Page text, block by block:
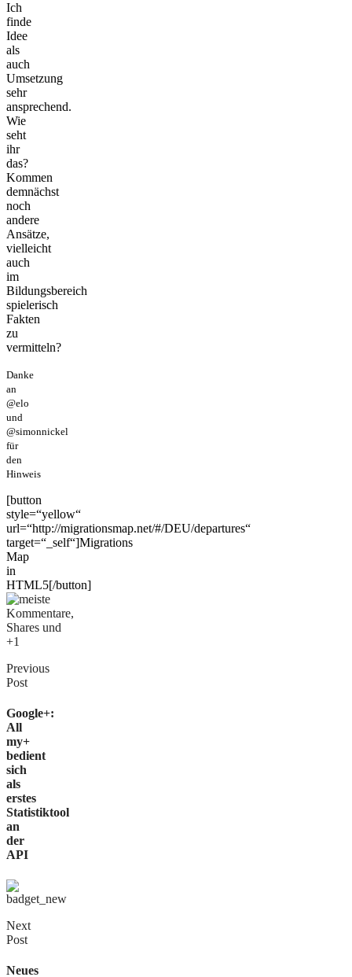
Ich
finde
Idee
als
auch
Umsetzung
sehr
ansprechend.
Wie
seht
ihr
das?
Kommen
demnächst
noch
andere
Ansätze,
vielleicht
auch
im
Bildungsbereich
spielerisch
Fakten
zu
vermitteln?
Danke
an
@elo
und
@simonnickel
für
den
Hinweis
[button
style=“yellow“
url=“http://migrationsmap.net/#/DEU/departures“
target=“_self“]Migrations
Map
in
HTML5[/button]
Previous
Post
Google+:
All
my+
bedient
sich
als
erstes
Statistiktool
an
der
API
Next
Post
Neues